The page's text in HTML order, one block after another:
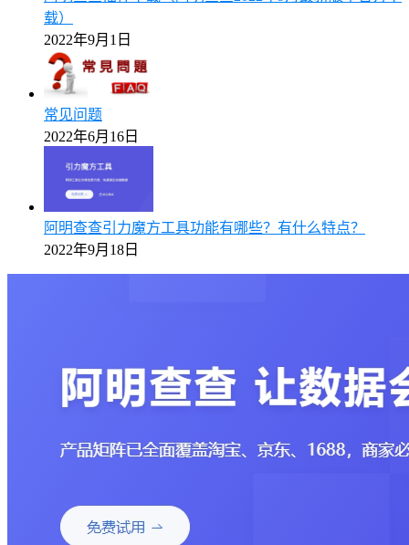
载）
2022年9月1日
常见问题
2022年6月16日
阿明查查引力魔方工具功能有哪些？有什么特点？
2022年9月18日